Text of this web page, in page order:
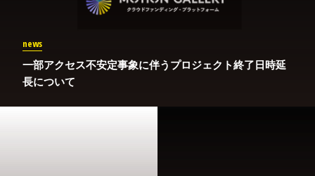
news
一部アクセス不安定事象に伴うプロジェクト終了日時延
長について